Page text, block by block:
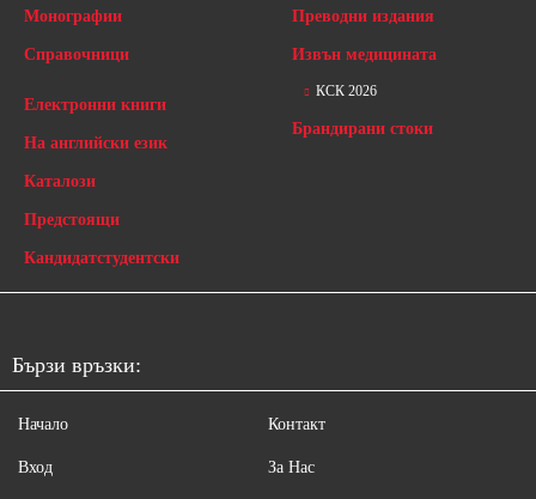
Монографии
Справочници
Преводни издания
Извън медицината
Електронни книги
На английски език
Каталози
Предстоящи
Кандидатстудентски
КСК 2026
Брандирани стоки
Бързи връзки:
Начало
Вход
Контакт
За Нас